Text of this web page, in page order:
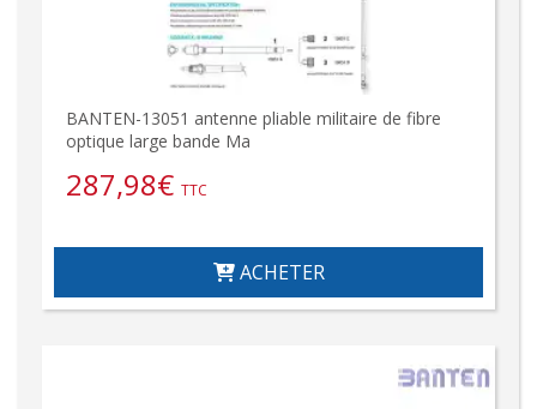
BANTEN-13051 antenne pliable militaire de fibre
optique large bande Ma
287,98€ TTC
ACHETER